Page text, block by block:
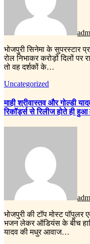
भोजपुरी सिनेमा के सुपरस्टार प्रदीप पांडेय ‘चिंटू’ दमदार अभिनय एवं चैलेंजिंग
रोल निभाकर करोड़ों दिलों
तो वह दर्शकों के…
Uncategorized
माही श्रीवास्तव और गोल्डी
रिकॉर्ड्स से रिलीज होते ही हुआ
भोजपुरी की टॉप मोस्ट पॉपुलर एक्ट्रेस माही श्रीवास्तव एक बार माता जी का
भजन लेकर ऑडियंस के बीच
यादव की मधुर आवाज…